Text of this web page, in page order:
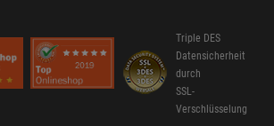
Triple DES
Datensicherheit
durch
SSL-
Verschlüsselung